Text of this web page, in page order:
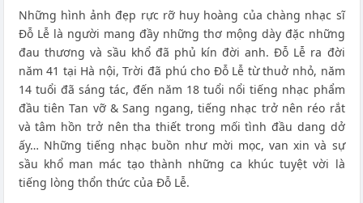
Những hình ảnh đẹp rực rỡ huy hoàng của chàng nhạc sĩ
Đỗ Lễ là người mang đầy những thơ mộng dày đặc những
đau thương và sầu khổ đã phủ kín đời anh. Đỗ Lễ ra đời
năm 41 tại Hà nội, Trời đã phú cho Đỗ Lễ từ thuở nhỏ, năm
14 tuổi đã sáng tác, đến năm 18 tuổi nổi tiếng nhạc phẩm
đầu tiên Tan vỡ & Sang ngang, tiếng nhạc trở nên réo rắt
và tâm hồn trở nên tha thiết trong mối tình đầu dang dở
ấy… Những tiếng nhạc buồn như mời mọc, van xin và sự
sầu khổ man mác tạo thành những ca khúc tuyệt vời là
tiếng lòng thổn thức của Đỗ Lễ.